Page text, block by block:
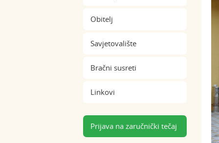
Obitelj
Savjetovalište
Bračni susreti
Linkovi
Prijava na zaručnički tečaj